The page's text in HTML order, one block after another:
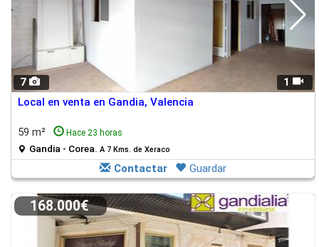
7 1
Local en venta en Gandia, Valencia
59 m² Hace 23 horas
Gandia - Corea. A 7 Kms. de Xeraco
Contactar Guardar
168.000€